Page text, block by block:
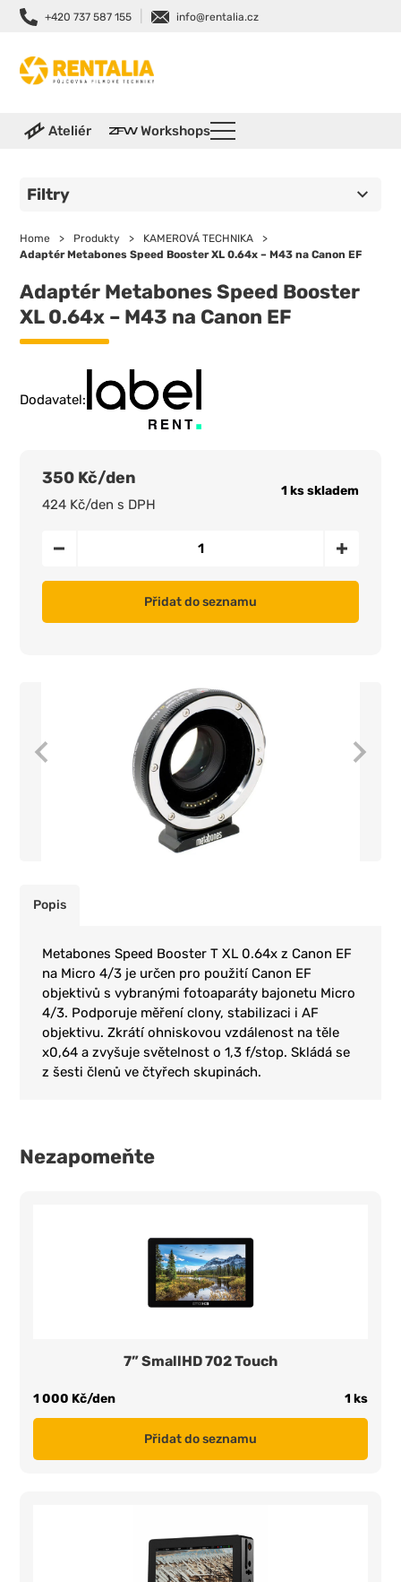
+420 737 587 155 info@rentalia.cz
Ateliér Workshops
Filtry
Home > Produkty > KAMEROVÁ TECHNIKA
>
Adaptér Metabones Speed Booster XL 0.64x – M43 na Canon EF
Adaptér Metabones Speed Booster
XL 0.64x – M43 na Canon EF
Dodavatel:
350 Kč/den
424 Kč/den s DPH
1 ks skladem
Přidat do seznamu
Popis
Metabones Speed Booster T XL 0.64x z Canon EF
na Micro 4/3 je určen pro použití Canon EF
objektivů s vybranými fotoaparáty bajonetu Micro
4/3. Podporuje měření clony, stabilizaci i AF
objektivu. Zkrátí ohniskovou vzdálenost na těle
x0,64 a zvyšuje světelnost o 1,3 f/stop. Skládá se
z šesti členů ve čtyřech skupinách.
Nezapomeňte
7” SmallHD 702 Touch
1 000 Kč/den 1 ks
Přidat do seznamu